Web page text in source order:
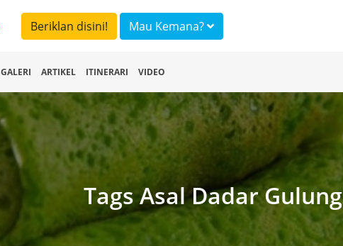
Beriklan disini! Mau Kemana?
GALERI ARTIKEL ITINERARI VIDEO
Tags Asal Dadar Gulung